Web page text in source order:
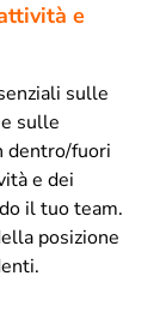
e
sulle
sulle
dentro/fuori
e dei
il tuo team.
posizione